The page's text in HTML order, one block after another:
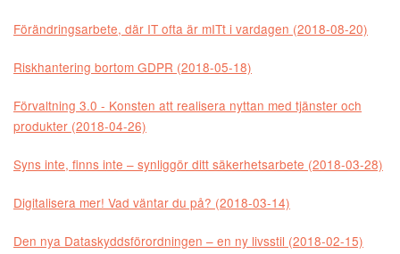
Förändringsarbete, där IT ofta är mITt i vardagen (2018-08-20)
Riskhantering bortom GDPR (2018-05-18)
Förvaltning 3.0 - Konsten att realisera nyttan med tjänster och
produkter (2018-04-26)
Syns inte, finns inte – synliggör ditt säkerhetsarbete (2018-03-28)
Digitalisera mer! Vad väntar du på? (2018-03-14)
Den nya Dataskyddsförordningen – en ny livsstil (2018-02-15)